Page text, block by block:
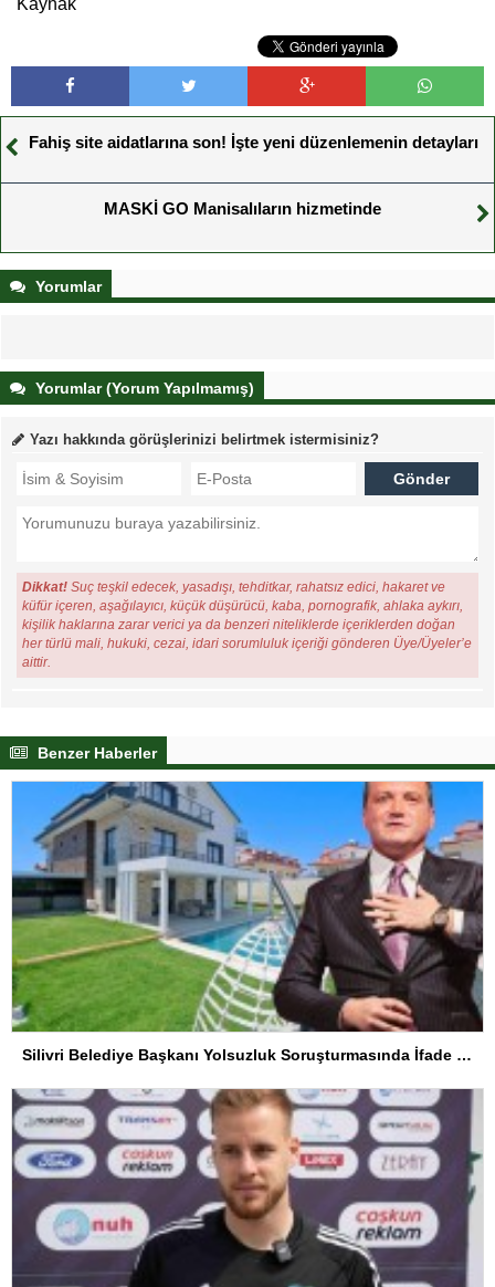
Fahiş site aidatlarına son! İşte yeni düzenlemenin detayları
MASKİ GO Manisalıların hizmetinde
Yorumlar
Yorumlar (Yorum Yapılmamış)
Yazı hakkında görüşlerinizi belirtmek istermisiniz?
Dikkat! Suç teşkil edecek, yasadışı, tehditkar, rahatsız edici, hakaret ve
küfür içeren, aşağılayıcı, küçük düşürücü, kaba, pornografik, ahlaka aykırı,
kişilik haklarına zarar verici ya da benzeri niteliklerde içeriklerden doğan
her türlü mali, hukuki, cezai, idari sorumluluk içeriği gönderen Üye/Üyeler’e
aittir.
Benzer Haberler
Silivri Belediye Başkanı Yolsuzluk Soruşturmasında İfade Verdi